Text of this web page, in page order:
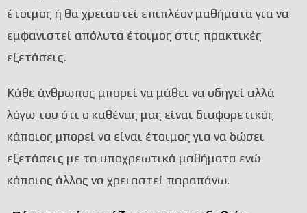
έτοιμος ή θα χρειαστεί επιπλέον μαθήματα για να
εμφανιστεί απόλυτα έτοιμος στις πρακτικές
εξετάσεις.
Κάθε άνθρωπος μπορεί να μάθει να οδηγεί αλλά
λόγω του ότι ο καθένας μας είναι διαφορετικός
κάποιος μπορεί να είναι έτοιμος για να δώσει
εξετάσεις με τα υποχρεωτικά μαθήματα ενώ
κάποιος άλλος να χρειαστεί παραπάνω.